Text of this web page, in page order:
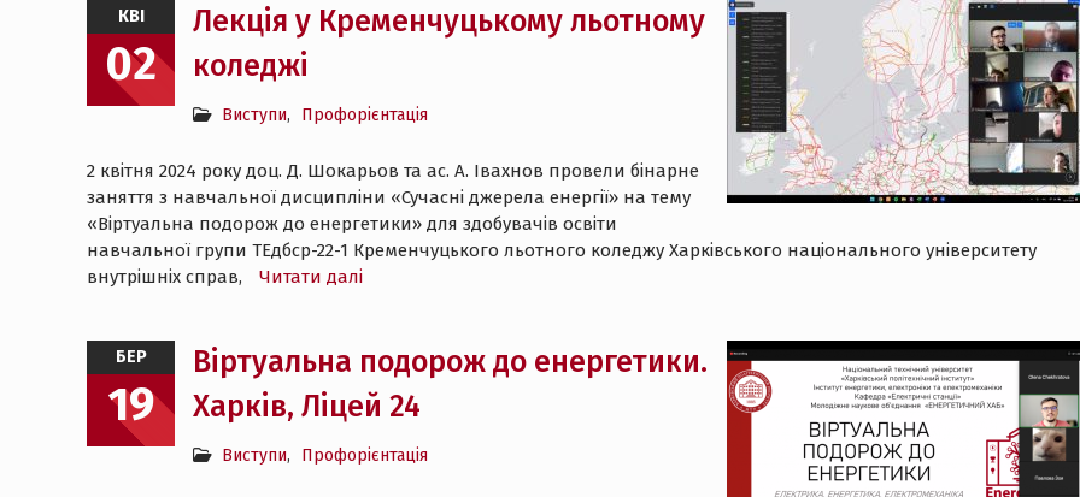
КВІ
02
Лекція у Кременчуцькому льотному
коледжі
Виступи, Профорієнтація
2 квітня 2024 року доц. Д. Шокарьов та ас. А. Івахнов провели бінарне
заняття з навчальної дисципліни «Сучасні джерела енергії» на тему
«Віртуальна подорож до енергетики» для здобувачів освіти
навчальної групи ТЕдбср-22-1 Кременчуцького льотного коледжу Харківського національного університету
внутрішніх справ,
Читати далі
БЕР
19
Віртуальна подорож до енергетики.
Харків, Ліцей 24
Виступи, Профорієнтація